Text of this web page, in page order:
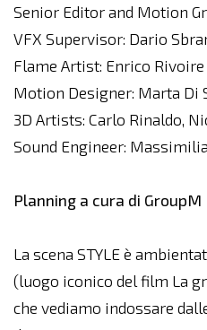
Senior Editor and Motion
VFX Supervisor: Dario
Flame Artist: Enrico Rivoire
Motion Designer: Marta Di
3D Artists: Carlo Rinaldo,
Sound Engineer:
Planning a cura di GroupM
La scena STYLE è
(luogo iconico del film La
che vediamo indossare